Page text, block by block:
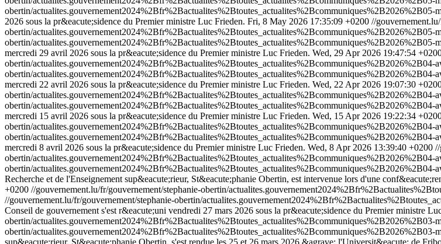
obertin/actualites.gouvernement2024%2Bfr%2Bactualites%2Btoutes_actualites%2Bcommuniques%2B2026%2B05-
2026 sous la pr&eacute;sidence du Premier ministre Luc Frieden. Fri, 8 May 2026 17:35:09 +0200 //
obertin/actualites.gouvernement2024%2Bfr%2Bactualites%2Btoutes_actualites%2Bcommuniques%2B2026%2B05-
obertin/actualites.gouvernement2024%2Bfr%2Bactualites%2Btoutes_actualites%2Bcommuniques%2B2026%2B05-
mercredi 29 avril 2026 sous la pr&eacute;sidence du Premier ministre Luc Frieden. Wed, 29 Apr 2026 19:47:54
obertin/actualites.gouvernement2024%2Bfr%2Bactualites%2Btoutes_actualites%2Bcommuniques%2B2026%2B04-
obertin/actualites.gouvernement2024%2Bfr%2Bactualites%2Btoutes_actualites%2Bcommuniques%2B2026%2B04-
mercredi 22 avril 2026 sous la pr&eacute;sidence du Premier ministre Luc Frieden. Wed, 22 Apr 2026 19:07:30
obertin/actualites.gouvernement2024%2Bfr%2Bactualites%2Btoutes_actualites%2Bcommuniques%2B2026%2B04-
obertin/actualites.gouvernement2024%2Bfr%2Bactualites%2Btoutes_actualites%2Bcommuniques%2B2026%2B04-
mercredi 15 avril 2026 sous la pr&eacute;sidence du Premier ministre Luc Frieden. Wed, 15 Apr 2026 19:22:34
obertin/actualites.gouvernement2024%2Bfr%2Bactualites%2Btoutes_actualites%2Bcommuniques%2B2026%2B04-
obertin/actualites.gouvernement2024%2Bfr%2Bactualites%2Btoutes_actualites%2Bcommuniques%2B2026%2B04-
mercredi 8 avril 2026 sous la pr&eacute;sidence du Premier ministre Luc Frieden. Wed, 8 Apr 2026 13:39:40 +0200
obertin/actualites.gouvernement2024%2Bfr%2Bactualites%2Btoutes_actualites%2Bcommuniques%2B2026%2B04-
obertin/actualites.gouvernement2024%2Bfr%2Bactualites%2Btoutes_actualites%2Bcommuniques%2B2026%2B04-
Recherche et de l'Enseignement sup&eacute;rieur, St&eacute;phanie Obertin, est intervenue lors d'une
+0200 //gouvernement.lu/fr/gouvernement/stephanie-obertin/
//gouvernement.lu/fr/gouvernement/stephanie-obertin/
Conseil de gouvernement s'est r&eacute;uni vendredi 27 mars 2026 sous la pr&eacute;sidence du Premier ministre
obertin/actualites.gouvernement2024%2Bfr%2Bactualites%2Btoutes_actualites%2Bcommuniques%2B2026%2B03-
obertin/actualites.gouvernement2024%2Bfr%2Bactualites%2Btoutes_actualites%2Bcommuniques%2B2026%2B03-
sup&eacute;rieur, St&eacute;phanie Obertin, s'est rendue les 25 et 26 mars 2026 &agrave; l'Universit&eacute; de